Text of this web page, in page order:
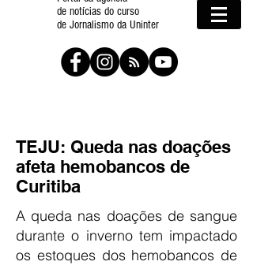
de notícias do curso
de Jornalismo da Uninter
TEJU: Queda nas doações
afeta hemobancos de
Curitiba
A queda nas doações de sangue
durante o inverno tem impactado
os estoques dos hemobancos de